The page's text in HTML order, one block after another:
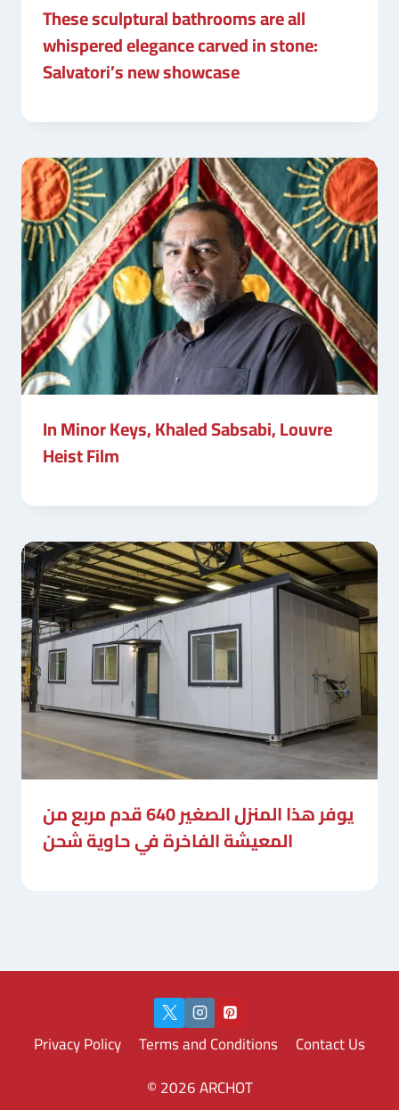
These sculptural bathrooms are all
whispered elegance carved in stone:
Salvatori’s new showcase
In Minor Keys, Khaled Sabsabi, Louvre
Heist Film
يوفر هذا المنزل الصغير 640 قدم مربع من
المعيشة الفاخرة في حاوية شحن
Privacy Policy Terms and Conditions
Contact Us
© 2026 ARCHOT